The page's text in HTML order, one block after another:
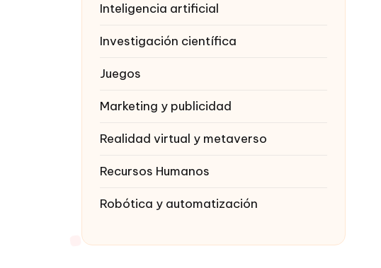
Inteligencia artificial
Investigación científica
Juegos
Marketing y publicidad
Realidad virtual y metaverso
Recursos Humanos
Robótica y automatización